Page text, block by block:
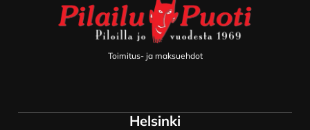
Toimitus- ja maksuehdot
Helsinki